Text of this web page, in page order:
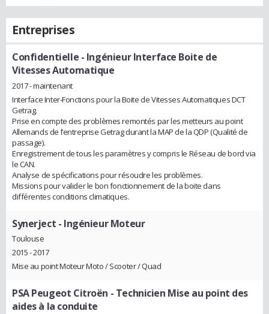
Entreprises
Confidentielle - Ingénieur Interface Boite de
Vitesses Automatique
2017 - maintenant
Interface Inter-Fonctions pour la Boite de Vitesses Automatiques DCT
Getrag.
Prise en compte des problèmes remontés par les metteurs au point
Allemands de l’entreprise Getrag durant la MAP de la QDP (Qualité de
passage).
Enregistrement de tous les paramètres y compris le Réseau de bord via
le CAN.
Analyse de spécifications pour résoudre les problèmes.
Missions pour valider le bon fonctionnement de la boite dans
différentes conditions climatiques.
Synerject - Ingénieur Moteur
Toulouse
2015 - 2017
Mise au point Moteur Moto / Scooter / Quad
PSA Peugeot Citroën - Technicien Mise au point des
aides à la conduite